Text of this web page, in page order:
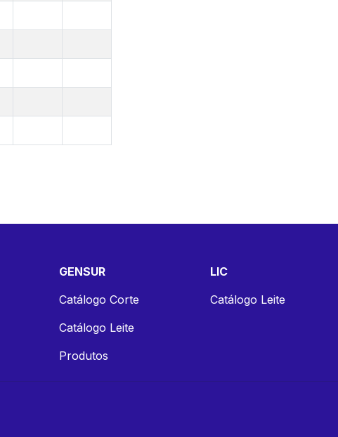
GENSUR
Catálogo Corte
Catálogo Leite
Produtos
LIC
Catálogo Leite